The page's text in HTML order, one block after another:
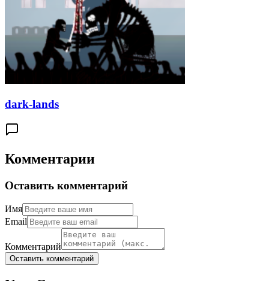
dark-lands
Комментарии
Оставить комментарий
Имя
Email
Комментарий
Оставить комментарий